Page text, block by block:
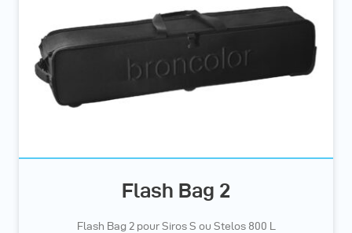
Flash Bag 2
Flash Bag 2 pour Siros S ou Stelos 800 L